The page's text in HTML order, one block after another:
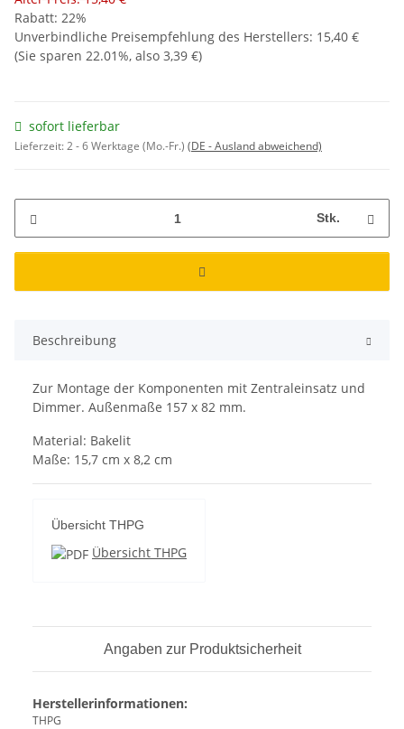
Rabatt: 22%
Unverbindliche Preisempfehlung des Herstellers: 15,40 €
(Sie sparen 22.01%, also 3,39 €)
sofort lieferbar
Lieferzeit:2 - 6 Werktage (Mo.-Fr.) (DE - Ausland abweichend)
Stk.
Beschreibung
Zur Montage der Komponenten mit Zentraleinsatz und
Dimmer. Außenmaße 157 x 82 mm.
Material: Bakelit
Maße: 15,7 cm x 8,2 cm
Übersicht THPG
Übersicht THPG
Angaben zur Produktsicherheit
Herstellerinformationen:
THPG